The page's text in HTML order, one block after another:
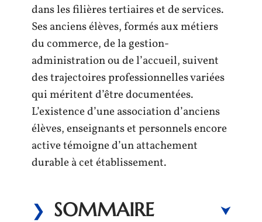
dans les filières tertiaires et de services.
Ses anciens élèves, formés aux métiers
du commerce, de la gestion-
administration ou de l’accueil, suivent
des trajectoires professionnelles variées
qui méritent d’être documentées.
L’existence d’une association d’anciens
élèves, enseignants et personnels encore
active témoigne d’un attachement
durable à cet établissement.
SOMMAIRE